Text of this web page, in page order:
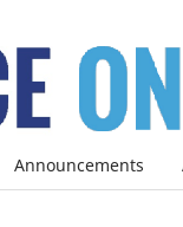
Announcements